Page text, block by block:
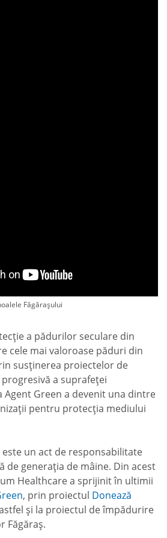
Făgărașului
a pădurilor seculare din
cele mai valoroase păduri din
susținerea proiectelor de
a suprafeței
Green a devenit una dintre
pentru protecția mediului
un act de responsabilitate
de generația de mâine. Din acest
Healthcare a sprijinit în ultimii
, prin proiectul Donează
și la proiectul de împădurire
Făgăraș.